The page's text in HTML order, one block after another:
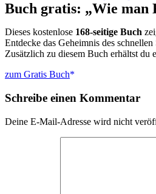
Buch gratis: „Wie man
Dieses kostenlose 168-seitige Buch
Entdecke das Geheimnis des
Zusätzlich zu diesem Buch erhältst du
zum Gratis Buch
Schreibe einen Kommentar
Deine E-Mail-Adresse wird nicht